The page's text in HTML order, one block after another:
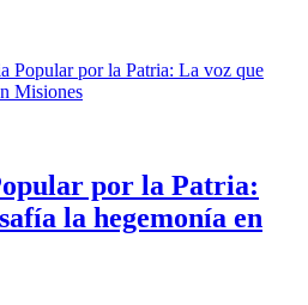
por la Patria:
la hegemonía en